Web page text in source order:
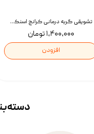
تشویقی گربه درمانی کرانچ اسنکی با طعم میکس Snacky Crunch Cat Treats وزن 60 گرم بسته 4 عددی
۱,۴۰۰,۰۰۰ تومان
افزودن